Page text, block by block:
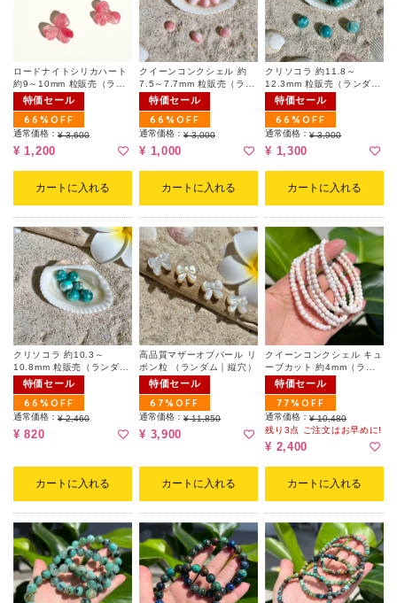
ロードナイトシリカハート
約9～10mm 粒販売（ラン
ダム）
特価セール
66%OFF
通常価格： ¥ 3,600
¥ 1,200
カートに入れる
クイーンコンクシェル 約
7.5～7.7mm 粒販売（ラン
ダム）
特価セール
66%OFF
通常価格：¥ 3,000
¥ 1,000
カートに入れる
クリソコラ 約11.8～
12.3mm 粒販売（ランダ
ム）
特価セール
66%OFF
通常価格：¥ 3,900
¥ 1,300
カートに入れる
クリソコラ 約10.3～
10.8mm 粒販売（ランダ
ム）
特価セール
66%OFF
通常価格： ¥ 2,460
¥ 820
カートに入れる
高品質マザーオブパール リ
ボン粒 （ランダム｜縦穴）
特価セール
67%OFF
通常価格：¥ 11,850
¥ 3,900
カートに入れる
クイーンコンクシェル キュ
ーブカット 約4mm（ラン
ダム｜天然キズ有）
特価セール
77%OFF
通常価格：¥ 10,480
残り3点 ご注文はお早めに!
¥ 2,400
カートに入れる